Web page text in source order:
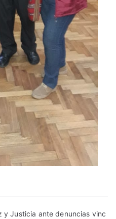
y Justicia ante denuncias vinc